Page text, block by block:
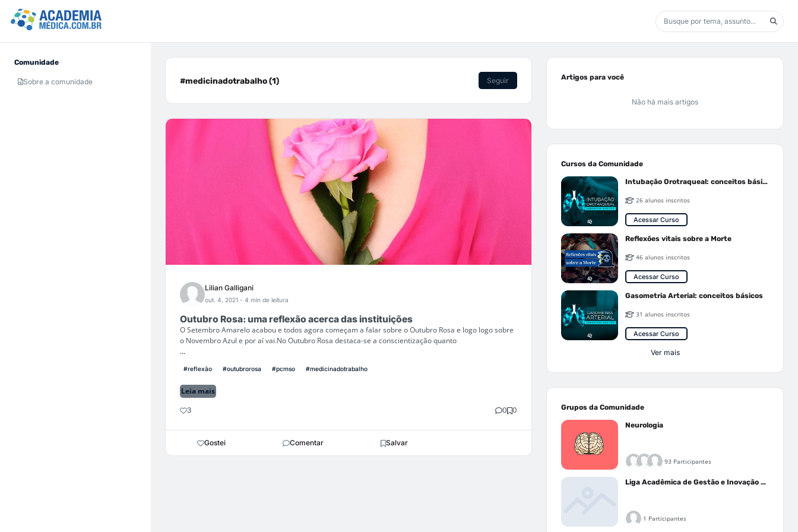
Comunidade
Sobre a comunidade #medicinadotrabalho (1) Seguir
Lilian Galligani
out. 4, 2021 - 4 min de leitura
Outubro Rosa: uma reflexão acerca das instituições
O Setembro Amarelo acabou e todos agora começam a falar sobre o Outubro Rosa e logo logo sobre
o Novembro Azul e por aí vai.No Outubro Rosa destaca-se a conscientização quanto
...
#reflexão #outubrorosa #pcmso #medicinadotrabalho
Leia mais
3 0 0
Gostei Comentar Salvar
Artigos para você
Não há mais artigos
Cursos da Comunidade
Intubação Orotraqueal: conceitos básicos
26 alunos inscritos
Acessar Curso
Reflexões vitais sobre a Morte
46 alunos inscritos
Acessar Curso
Gasometria Arterial: conceitos básicos
31 alunos inscritos
Acessar Curso
Ver mais
Grupos da Comunidade
Neurologia
93 Participantes
Liga Acadêmica de Gestão e Inovação Médica - LAGIM
1 Participantes